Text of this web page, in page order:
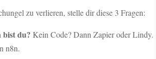
zu verlieren, stelle dir diese 3 Fragen:
bist du? Kein Code? Dann Zapier oder Lindy.
n8n.